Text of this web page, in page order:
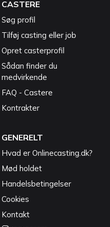
CASTERE
Søg profil
Tilføj casting eller job
Opret casterprofil
Sådan finder du
medvirkende
FAQ - Castere
Kontrakter
GENERELT
Hvad er Onlinecasting.dk?
Mød holdet
Handelsbetingelser
Cookies
Kontakt